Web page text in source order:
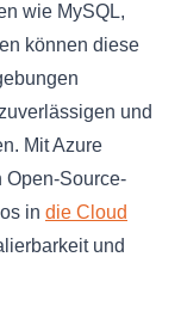
wie MySQL,
können diese
und
Mit Azure
Open-Source-
in die Cloud
und